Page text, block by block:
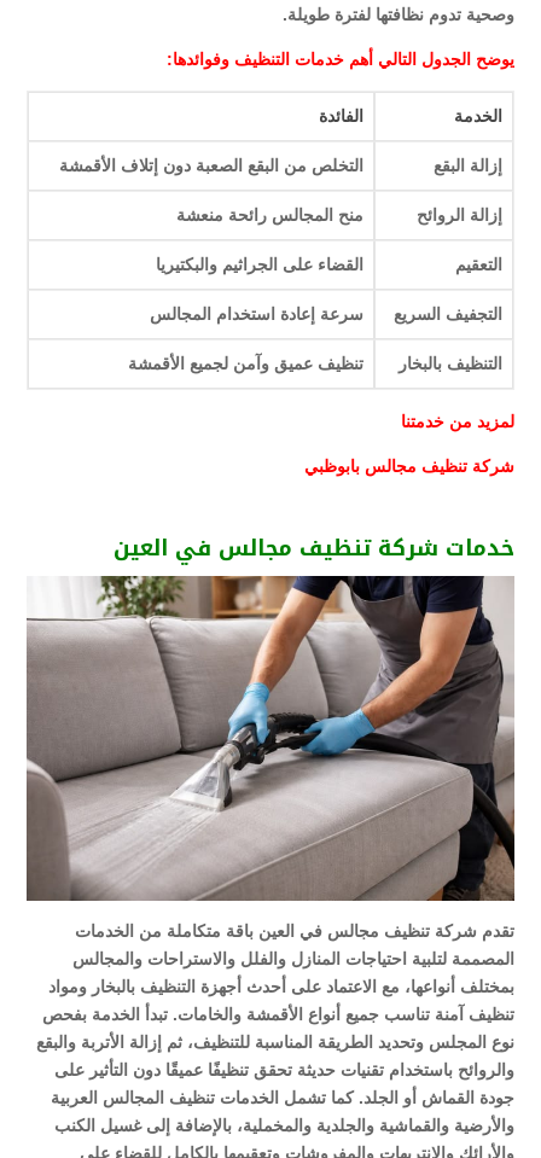
وصحية تدوم نظافتها لفترة طويلة.
يوضح الجدول التالي أهم خدمات التنظيف وفوائدها:
الخدمة الفائدة
إزالة البقع التخلص من البقع الصعبة دون إتلاف الأقمشة
إزالة الروائح منح المجالس رائحة منعشة
التعقيم القضاء على الجراثيم والبكتيريا
التجفيف السريع سرعة إعادة استخدام المجالس
التنظيف بالبخار تنظيف عميق وآمن لجميع الأقمشة
لمزيد من خدمتنا
شركة تنظيف مجالس بابوظبي
خدمات شركة تنظيف مجالس في العين
تقدم شركة تنظيف مجالس في العين باقة متكاملة من الخدمات
المصممة لتلبية احتياجات المنازل والفلل والاستراحات والمجالس
بمختلف أنواعها، مع الاعتماد على أحدث أجهزة التنظيف بالبخار ومواد
تنظيف آمنة تناسب جميع أنواع الأقمشة والخامات. تبدأ الخدمة بفحص
نوع المجلس وتحديد الطريقة المناسبة للتنظيف، ثم إزالة الأتربة والبقع
والروائح باستخدام تقنيات حديثة تحقق تنظيفًا عميقًا دون التأثير على
جودة القماش أو الجلد. كما تشمل الخدمات تنظيف المجالس العربية
والأرضية والقماشية والجلدية والمخملية، بالإضافة إلى غسيل الكنب
والأرائك والانتريهات والمفروشات وتعقيمها بالكامل للقضاء على